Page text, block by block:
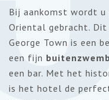
Bij aankomst wordt u
Oriental gebracht.
George Town is een
een fijn
een bar. Met het
is het hotel de